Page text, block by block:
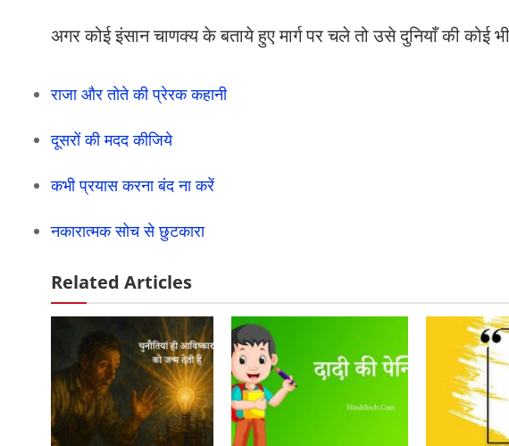
अगर कोई इंसान चाणक्य के बताये हुए मार्ग पर चले तो उसे दुनियाँ की कोई
राजा और तोते की प्रेरक कहानी
दूसरों की मदद कीजिये
कभी प्रयास करना बंद ना करें
नकारात्मक सोच से छुटकारा
Related Articles